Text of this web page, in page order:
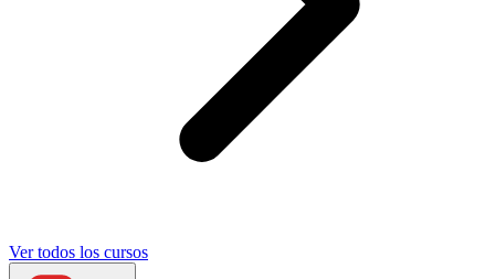
Ver todos los cursos